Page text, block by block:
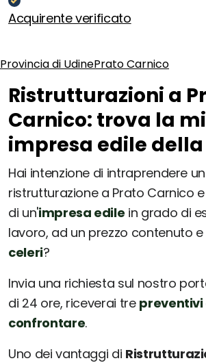
Acquirente verificato
Provincia di UdinePrato Carnico
Ristrutturazioni a
Carnico: trova la
impresa edile della
Hai intenzione di intraprendere
ristrutturazione a Prato Carnico
di un'impresa edile in grado di
lavoro, ad un prezzo contenuto e
celeri?
Invia una richiesta sul nostro
di 24 ore, riceverai tre preventivi
confrontare.
Uno dei vantaggi di